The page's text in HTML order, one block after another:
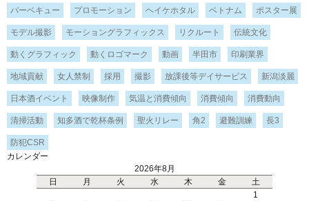
バーベキュー プロモーション ヘイケホタル ベトナム ポスター展
モデル撮影 モーショングラフィックス リクルート 伝統文化
動くグラフィック 動くロゴマーク 動画 半田市 印刷業界
地域貢献 女人禁制 採用 撮影 放課後等デイサービス 新潟淡麗
日本酒イベント 映像制作 気温と消費傾向 消費傾向 消費動向
清掃活動 知多酒で乾杯条例 聖火リレー 角2 避難訓練 長3
防犯CSR
カレンダー
2026年8月
日
月 火 水 木 金 土
1